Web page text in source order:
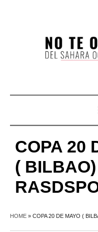
COPA 20
(
HOME » COPA 20 DE MAYO (